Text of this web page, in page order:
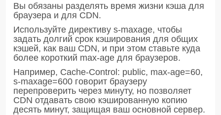
Вы обязаны разделять время жизни кэша для
браузера и для CDN.
Используйте директиву s-maxage, чтобы
задать долгий срок кэширования для общих
кэшей, как ваш CDN, и при этом ставьте куда
более короткий max-age для браузеров.
Например, Cache-Control: public, max-age=60,
s-maxage=600 говорит браузеру
перепроверить через минуту, но позволяет
CDN отдавать свою кэшированную копию
десять минут, защищая ваш основной сервер.